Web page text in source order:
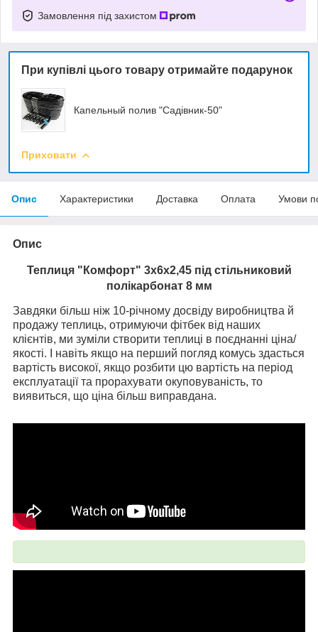
Замовлення під захистом
При купівлі цього товару отримайте подарунок
Капельный полив "Садівник-50"
Приховати
Опис Характеристики Доставка Оплата Умови
Опис
Теплиця "Комфорт" 3х6х2,45 під стільниковий
полікарбонат 8 мм
Завдяки більш ніж 10-річному досвіду виробництва й
продажу теплиць, отримуючи фітбек від наших
клієнтів, ми зуміли створити теплиці в поєднанні ціна/
якості. І навіть якщо на перший погляд комусь здасться
вартість високої, якщо розбити цю вартість на період
експлуатації та прорахувати окуповуваність, то
виявиться, що ціна більш виправдана.